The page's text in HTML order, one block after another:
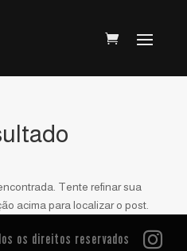
Tente refinar sua
acima para localizar o post.
os direitos reservados 